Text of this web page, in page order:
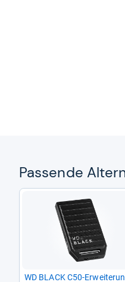
Pas­sende
WD BLACK C50-​